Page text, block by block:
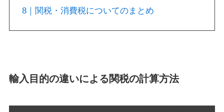
8｜関税・消費税についてのまとめ
輸入目的の違いによる関税の計算方法